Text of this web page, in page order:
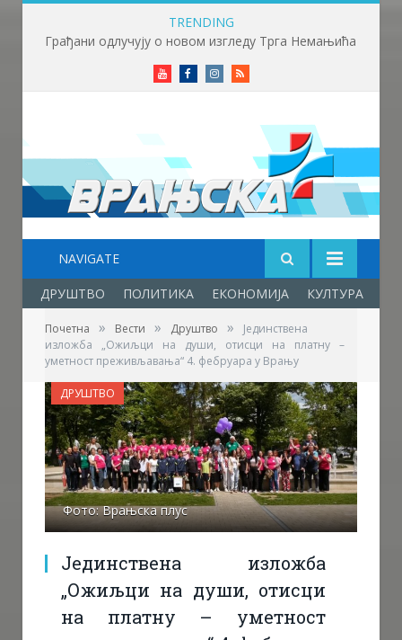
TRENDING
Грађани одлучују о новом изгледу Трга Немањића
YoutubeFacebookInstagram
RSS
NAVIGATE
ДРУШТВО ПОЛИТИКА ЕКОНОМИЈА КУЛТУРА
Почетна » Вести » Друштво »
Јединствена
изложба „Ожиљци на души, отисци на платну –
уметност преживљавања“ 4. фебруара у Врању
Фото: Врањска плус
Јединствена изложба
„Ожиљци на души, отисци
на платну – уметност
ДРУШТВО